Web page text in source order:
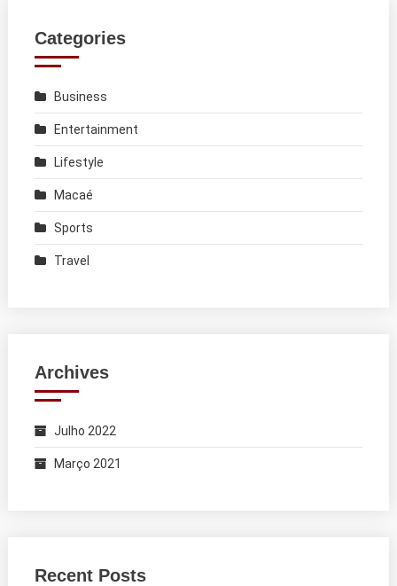
Categories
Business
Entertainment
Lifestyle
Macaé
Sports
Travel
Archives
Julho 2022
Março 2021
Recent Posts